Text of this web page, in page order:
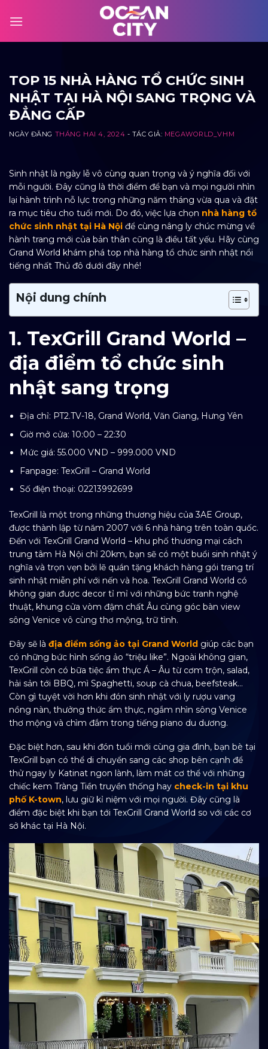
TOP 15 NHÀ HÀNG TỔ CHỨC SINH
NHẬT TẠI HÀ NỘI SANG TRỌNG VÀ
ĐẲNG CẤP
NGÀY ĐĂNG THÁNG HAI 4, 2024 - TÁC GIẢ: MEGAWORLD_VHM
Sinh nhật là ngày lễ vô cùng quan trọng và ý nghĩa đối với
mỗi người. Đây cũng là thời điểm để bạn và mọi người nhìn
lại hành trình nỗ lực trong những năm tháng vừa qua và đặt
ra mục tiêu cho tuổi mới. Do đó, việc lựa chọn nhà hàng tổ
chức sinh nhật tại Hà Nội để cùng nâng ly chúc mừng về
hành trang mới của bản thân cũng là điều tất yếu. Hãy cùng
Grand World khám phá top nhà hàng tổ chức sinh nhật nổi
tiếng nhất Thủ đô dưới đây nhé!
Nội dung chính
1. TexGrill Grand World –
địa điểm tổ chức sinh
nhật sang trọng
Địa chỉ: PT2.TV-18, Grand World, Văn Giang, Hưng Yên
Giờ mở cửa: 10:00 – 22:30
Mức giá: 55.000 VND – 999.000 VND
Fanpage:TexGrill – Grand World
Số điện thoại: 02213992699
TexGrill là một trong những thương hiệu của 3AE Group,
được thành lập từ năm 2007 với 6 nhà hàng trên toàn quốc.
Đến với TexGrill Grand World – khu phố thương mại cách
trung tâm Hà Nội chỉ 20km, bạn sẽ có một buổi sinh nhật ý
nghĩa và trọn vẹn bởi lẽ quán tặng khách hàng gói trang trí
sinh nhật miễn phí với nến và hoa. TexGrill Grand World có
không gian được decor tỉ mỉ với những bức tranh nghệ
thuật, khung cửa vòm đậm chất Âu cùng góc bàn view
sông Venice vô cùng thơ mộng, trữ tình.
Đây sẽ là địa điểm sống ảo tại Grand World giúp các bạn
có những bức hình sống ảo “triệu like”. Ngoài không gian,
TexGrill còn có bữa tiệc ẩm thực Á – Âu từ cơm trộn, salad,
hải sản tới BBQ, mì Spaghetti, soup cà chua, beefsteak…
Còn gì tuyệt vời hơn khi đón sinh nhật với ly rượu vang
nồng nàn, thưởng thức ẩm thực, ngắm nhìn sông Venice
thơ mộng và chìm đắm trong tiếng piano du dương.
Đặc biệt hơn, sau khi đón tuổi mới cùng gia đình, bạn bè tại
TexGrill bạn có thể di chuyển sang các shop bên cạnh để
thử ngay ly Katinat ngon lành, làm mát cơ thể với những
chiếc kem Tràng Tiền truyền thống hay check-in tại khu
phố K-town, lưu giữ kỉ niệm với mọi người. Đây cũng là
điểm đặc biệt khi bạn tới TexGrill Grand World so với các cơ
sở khác tại Hà Nội.